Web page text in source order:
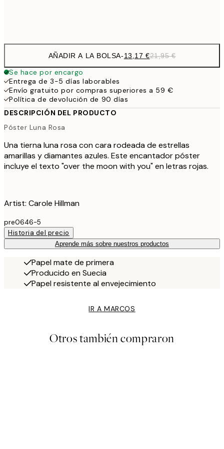
AÑADIR A LA BOLSA-13,17 €21,95 €
Se hace por encargo
Entrega de 3-5 días laborables
Envío gratuito por compras superiores a 59 €
Política de devolución de 90 días
DESCRIPCIÓN DEL PRODUCTO
Póster Luna Rosa
Una tierna luna rosa con cara rodeada de estrellas
amarillas y diamantes azules. Este encantador póster
incluye el texto "over the moon with you" en letras rojas.
Artist: Carole Hillman
pre0646-5
Historia del precio
Aprende más sobre nuestros productos
Papel mate de primera
Producido en Suecia
Papel resistente al envejecimiento
IR A MARCOS
Otros también compraron